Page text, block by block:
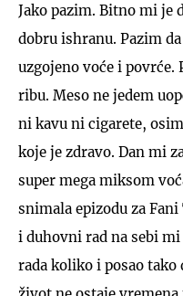
Jako pazim. Bitno mi je
dobru ishranu. Pazim
uzgojeno voće i povrće.
ribu. Meso ne jedem
ni kavu ni cigarete,
koje je zdravo. Dan mi
super mega miksom
snimala epizodu za
i duhovni rad na sebi
rada koliko i posao